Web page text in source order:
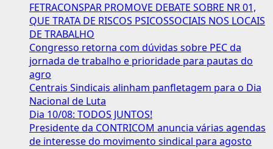
FETRACONSPAR PROMOVE DEBATE SOBRE NR 01,
QUE TRATA DE RISCOS PSICOSSOCIAIS NOS LOCAIS
DE TRABALHO
Congresso retorna com dúvidas sobre PEC da
jornada de trabalho e prioridade para pautas do
agro
Centrais Sindicais alinham panfletagem para o Dia
Nacional de Luta
Dia 10/08: TODOS JUNTOS!
Presidente da CONTRICOM anuncia várias agendas
de interesse do movimento sindical para agosto